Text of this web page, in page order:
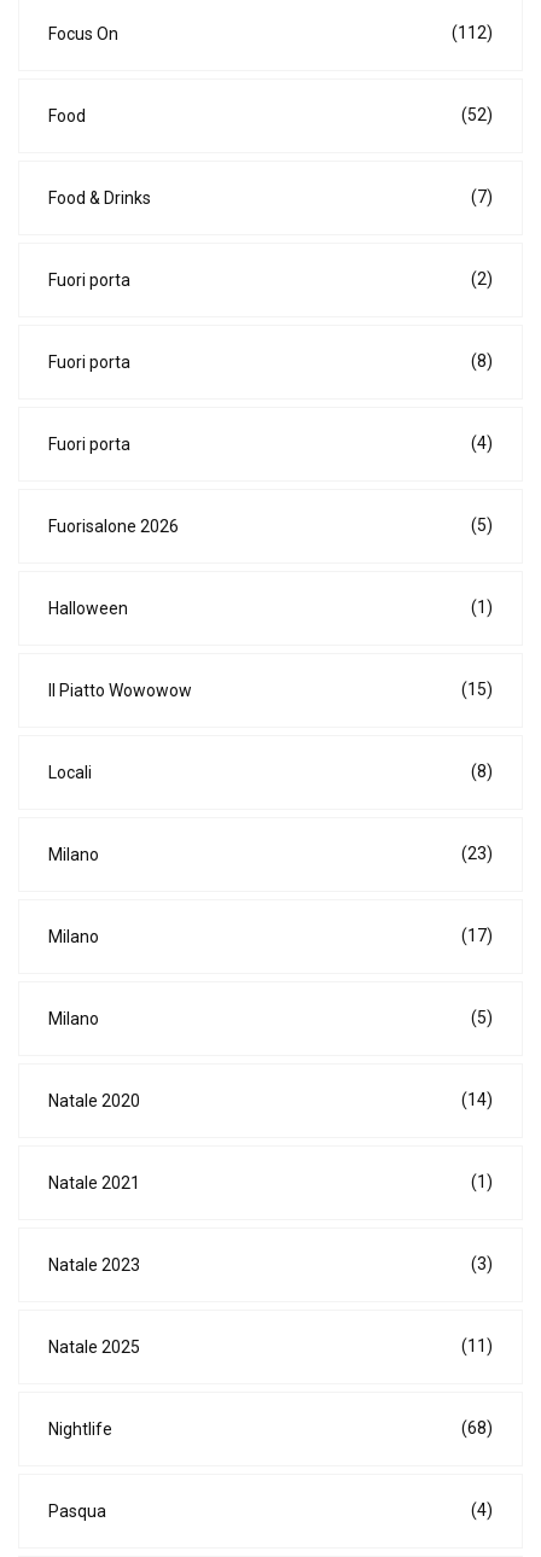
Focus On (112)
Food (52)
Food & Drinks (7)
Fuori porta (2)
Fuori porta (8)
Fuori porta (4)
Fuorisalone 2026 (5)
Halloween (1)
Il Piatto Wowowow (15)
Locali (8)
Milano (23)
Milano (17)
Milano (5)
Natale 2020 (14)
Natale 2021 (1)
Natale 2023 (3)
Natale 2025 (11)
Nightlife (68)
Pasqua (4)